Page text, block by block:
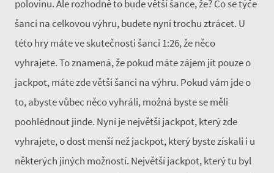
polovinu. Ale rozhodně to bude větší šance, že? Co se týče
šancí na celkovou výhru, budete nyní trochu ztrácet. U
této hry máte ve skutečnosti šanci 1:26, že něco
vyhrajete. To znamená, že pokud máte zájem jít pouze o
jackpot, máte zde větší šanci na výhru. Pokud vám jde o
to, abyste vůbec něco vyhráli, možná byste se měli
poohlédnout jinde. Nyní je největší jackpot, který zde
vyhrajete, o dost menší než jackpot, který byste získali i u
některých jiných možností. Největší jackpot, který tu byl